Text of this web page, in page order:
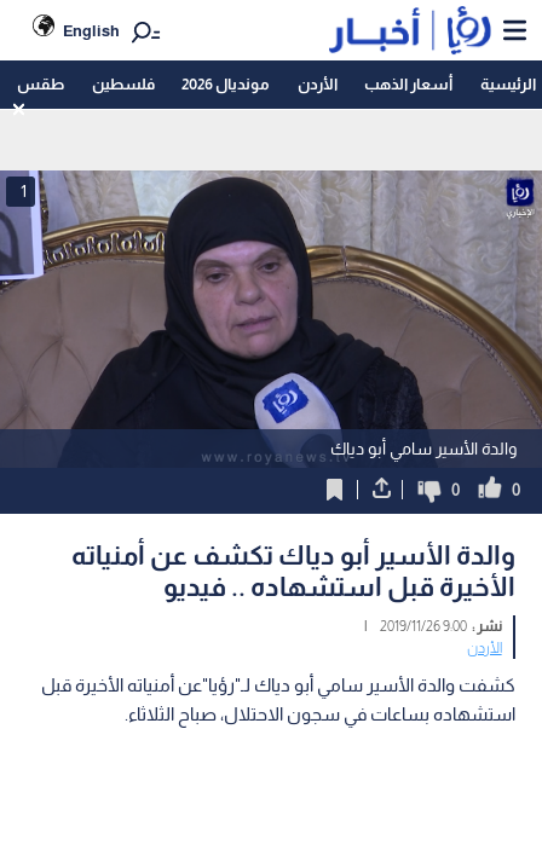
English
الرئيسية أسعار الذهب الأردن مونديال 2026 فلسطين طقس
والدة الأسير سامي أبو دياك
1
0
0
والدة الأسير أبو دياك تكشف عن أمنياته
الأخيرة قبل استشهاده .. فيديو
نشر :9:00 2019/11/26
|
الأردن
كشفت والدة الأسير سامي أبو دياك لـ"رؤيا"عن أمنياته الأخيرة قبل
استشهاده بساعات في سجون الاحتلال، صباح الثلاثاء.